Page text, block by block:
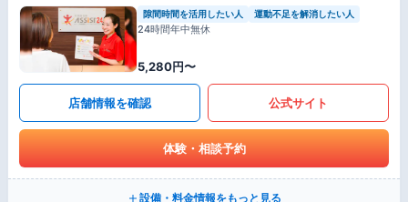
隙間時間を活用したい人 運動不足を解消したい人
24時間年中無休
5,280円〜
店舗情報を確認 公式サイト
体験・相談予約
設備・料金情報をもっと見る